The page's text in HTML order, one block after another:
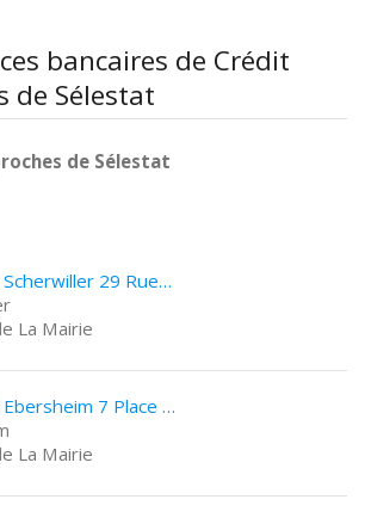
bancaires de Crédit
de Sélestat
de Sélestat
Crédit Agricole Scherwiller 29 Rue de La Mairie
La Mairie
Crédit Agricole Ebersheim 7 Place de La Mairie
La Mairie